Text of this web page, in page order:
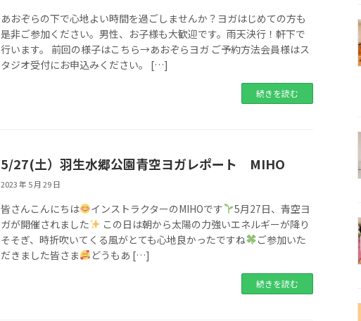
あおぞらの下で心地よい時間を過ごしませんか？ヨガはじめての方も
是非ご参加ください。男性、お子様も大歓迎です。雨天決行！軒下で
行います。 前回の様子はこちら→あおぞらヨガ ご予約方法会員様はス
タジオ受付にお申込みください。 […]
続きを読む
5/27(土）羽生水郷公園青空ヨガレポート MIHO
2023 年 5 月 29 日
皆さんこんにちは インストラクターのMIHOです
5月27日、青空ヨ
ガが開催されました
この日は朝から太陽の力強いエネルギーが降り
そそぎ、時折吹いてくる風がとても心地良かったですね
ご参加いた
だきました皆さま
どうもあ […]
続きを読む